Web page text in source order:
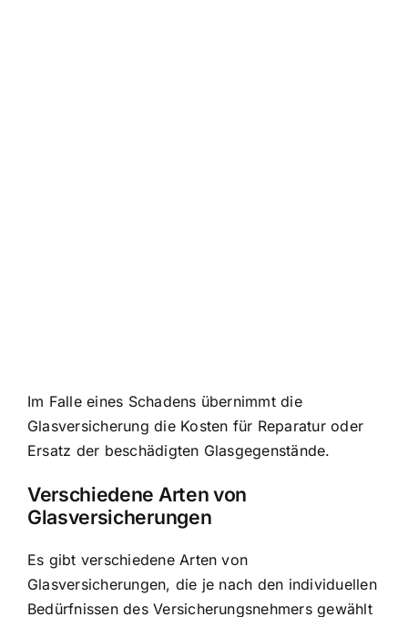
Im Falle eines Schadens übernimmt die
Glasversicherung die Kosten für Reparatur oder
Ersatz der beschädigten Glasgegenstände.
Verschiedene Arten von
Glasversicherungen
Es gibt verschiedene Arten von
Glasversicherungen, die je nach den individuellen
Bedürfnissen des Versicherungsnehmers gewählt